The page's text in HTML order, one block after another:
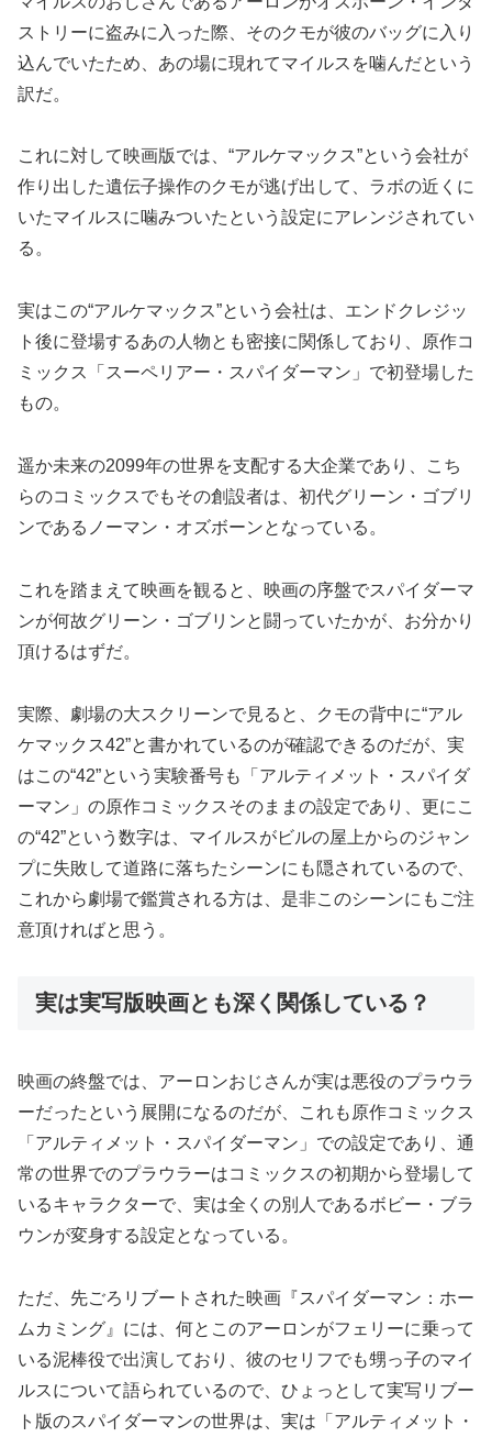
ストリーに盗みに入った際、そのクモが彼のバッグに入り
込んでいたため、あの場に現れてマイルスを噛んだという
訳だ。
これに対して映画版では、“アルケマックス”という会社が
作り出した遺伝子操作のクモが逃げ出して、ラボの近くに
いたマイルスに噛みついたという設定にアレンジされてい
る。
実はこの“アルケマックス”という会社は、エンドクレジッ
ト後に登場するあの人物とも密接に関係しており、原作コ
ミックス「スーペリアー・スパイダーマン」で初登場した
もの。
遥か未来の2099年の世界を支配する大企業であり、こち
らのコミックスでもその創設者は、初代グリーン・ゴブリ
ンであるノーマン・オズボーンとなっている。
これを踏まえて映画を観ると、映画の序盤でスパイダーマ
ンが何故グリーン・ゴブリンと闘っていたかが、お分かり
頂けるはずだ。
実際、劇場の大スクリーンで見ると、クモの背中に“アル
ケマックス42”と書かれているのが確認できるのだが、実
はこの“42”という実験番号も「アルティメット・スパイダ
ーマン」の原作コミックスそのままの設定であり、更にこ
の“42”という数字は、マイルスがビルの屋上からのジャン
プに失敗して道路に落ちたシーンにも隠されているので、
これから劇場で鑑賞される方は、是非このシーンにもご注
意頂ければと思う。
実は実写版映画とも深く関係している？
映画の終盤では、アーロンおじさんが実は悪役のプラウラ
ーだったという展開になるのだが、これも原作コミックス
「アルティメット・スパイダーマン」での設定であり、通
常の世界でのプラウラーはコミックスの初期から登場して
いるキャラクターで、実は全くの別人であるボビー・ブラ
ウンが変身する設定となっている。
ただ、先ごろリブートされた映画『スパイダーマン：ホー
ムカミング』には、何とこのアーロンがフェリーに乗って
いる泥棒役で出演しており、彼のセリフでも甥っ子のマイ
ルスについて語られているので、ひょっとして実写リブー
ト版のスパイダーマンの世界は、実は「アルティメット・